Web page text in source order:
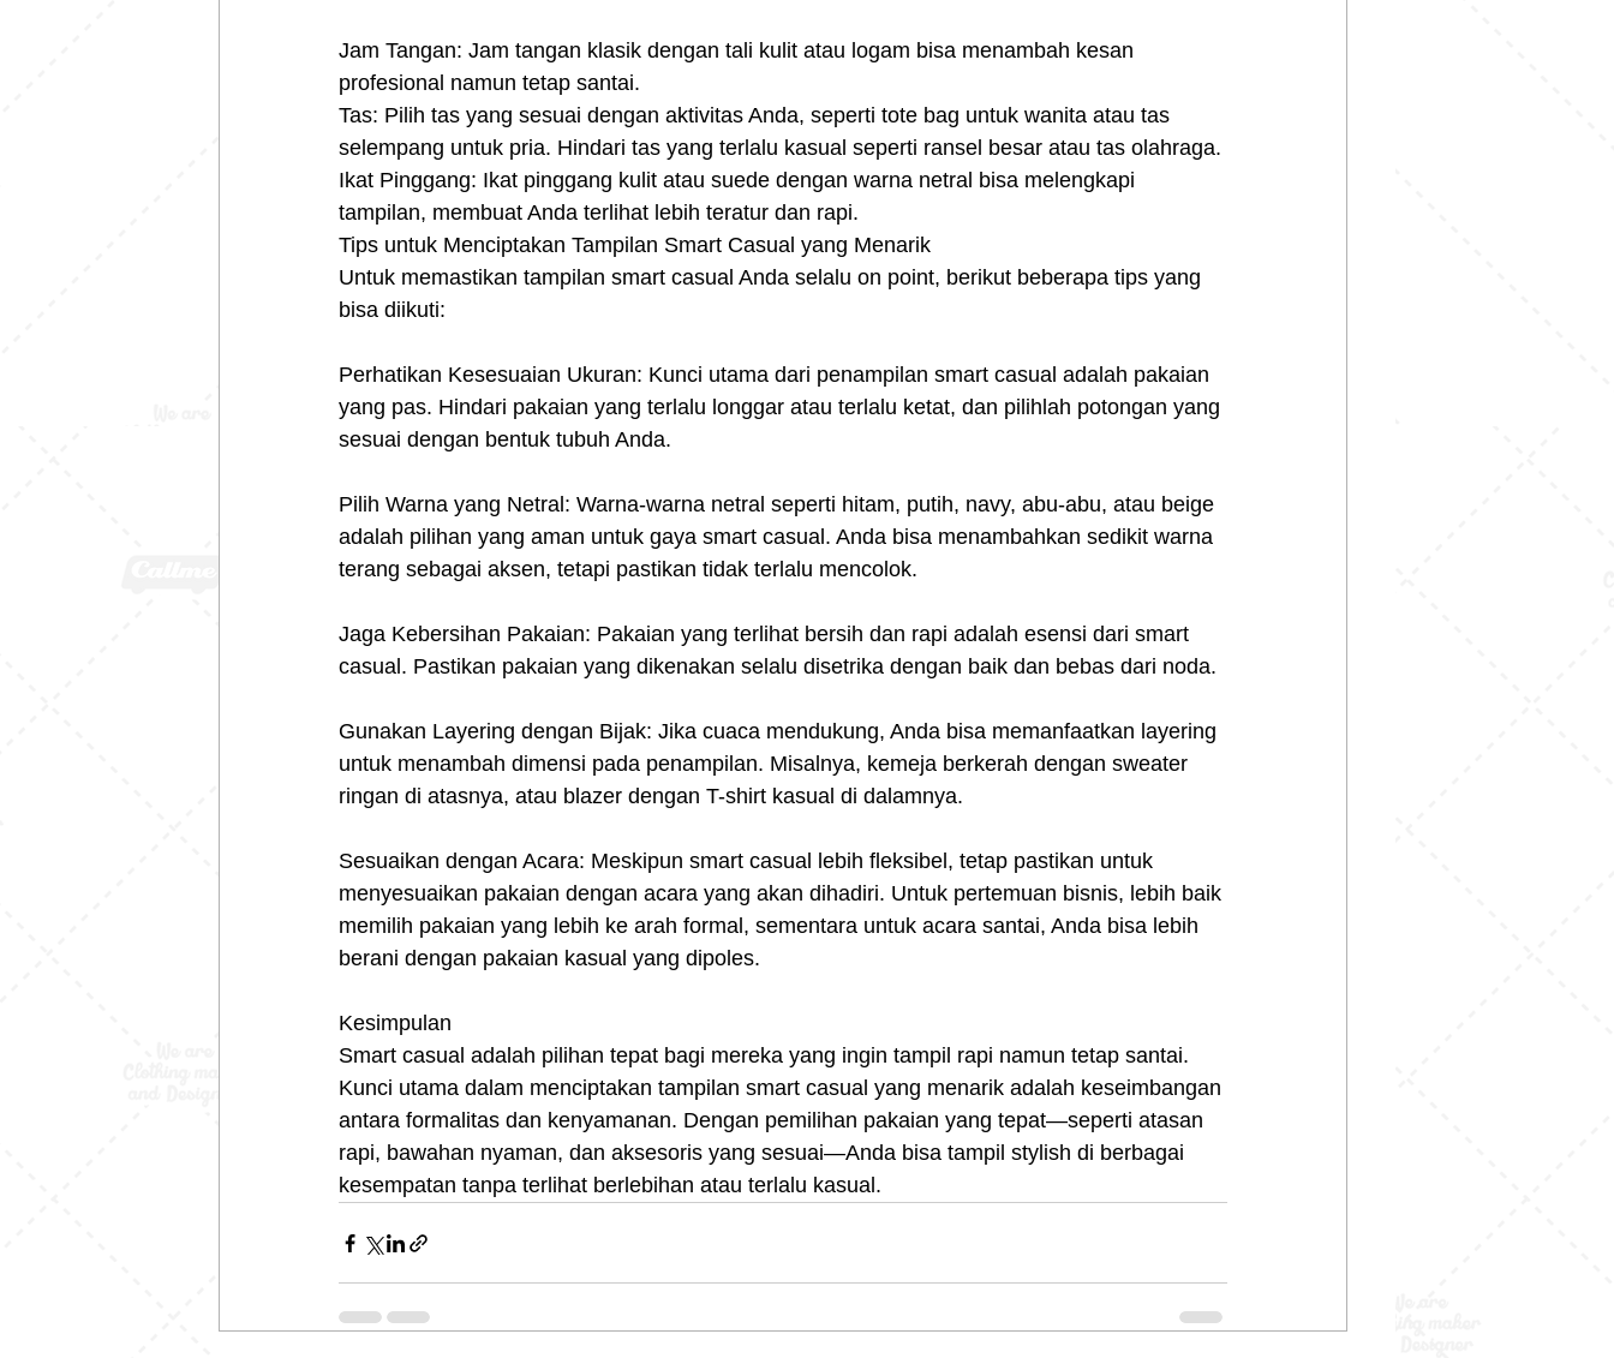
Jam Tangan: Jam tangan klasik dengan tali kulit atau logam bisa menambah kesan
profesional namun tetap santai.
Tas: Pilih tas yang sesuai dengan aktivitas Anda, seperti tote bag untuk wanita atau tas
selempang untuk pria. Hindari tas yang terlalu kasual seperti ransel besar atau tas olahraga.
Ikat Pinggang: Ikat pinggang kulit atau suede dengan warna netral bisa melengkapi
tampilan, membuat Anda terlihat lebih teratur dan rapi.
Tips untuk Menciptakan Tampilan Smart Casual yang Menarik
Untuk memastikan tampilan smart casual Anda selalu on point, berikut beberapa tips yang
bisa diikuti:
Perhatikan Kesesuaian Ukuran: Kunci utama dari penampilan smart casual adalah pakaian
yang pas. Hindari pakaian yang terlalu longgar atau terlalu ketat, dan pilihlah potongan yang
sesuai dengan bentuk tubuh Anda.
Pilih Warna yang Netral: Warna-warna netral seperti hitam, putih, navy, abu-abu, atau beige
adalah pilihan yang aman untuk gaya smart casual. Anda bisa menambahkan sedikit warna
terang sebagai aksen, tetapi pastikan tidak terlalu mencolok.
Jaga Kebersihan Pakaian: Pakaian yang terlihat bersih dan rapi adalah esensi dari smart
casual. Pastikan pakaian yang dikenakan selalu disetrika dengan baik dan bebas dari noda.
Gunakan Layering dengan Bijak: Jika cuaca mendukung, Anda bisa memanfaatkan layering
untuk menambah dimensi pada penampilan. Misalnya, kemeja berkerah dengan sweater
ringan di atasnya, atau blazer dengan T-shirt kasual di dalamnya.
Sesuaikan dengan Acara: Meskipun smart casual lebih fleksibel, tetap pastikan untuk
menyesuaikan pakaian dengan acara yang akan dihadiri. Untuk pertemuan bisnis, lebih baik
memilih pakaian yang lebih ke arah formal, sementara untuk acara santai, Anda bisa lebih
berani dengan pakaian kasual yang dipoles.
Kesimpulan
Smart casual adalah pilihan tepat bagi mereka yang ingin tampil rapi namun tetap santai.
Kunci utama dalam menciptakan tampilan smart casual yang menarik adalah keseimbangan
antara formalitas dan kenyamanan. Dengan pemilihan pakaian yang tepat—seperti atasan
rapi, bawahan nyaman, dan aksesoris yang sesuai—Anda bisa tampil stylish di berbagai
kesempatan tanpa terlihat berlebihan atau terlalu kasual.